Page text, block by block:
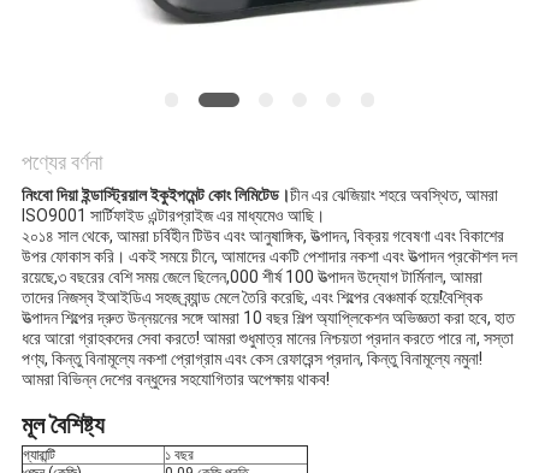
পণ্যের বর্ণনা
নিংবো দিয়া ইন্ডাস্ট্রিয়াল ইকুইপমেন্ট কোং লিমিটেড।চীন এর ঝেজিয়াং শহরে অবস্থিত, আমরা
ISO9001 সার্টিফাইড এন্টারপ্রাইজ এর মাধ্যমেও আছি।
২০১৪ সাল থেকে, আমরা চর্বিহীন টিউব এবং আনুষাঙ্গিক, উত্পাদন, বিক্রয় গবেষণা এবং বিকাশের
উপর ফোকাস করি। একই সময়ে চীনে, আমাদের একটি পেশাদার নকশা এবং উত্পাদন প্রকৌশল দল
রয়েছে,৩ বছরের বেশি সময় জেলে ছিলেন,000 শীর্ষ 100 উত্পাদন উদ্যোগ টার্মিনাল, আমরা
তাদের নিজস্ব ইআইডিএ সহজ ব্র্যান্ড মেলে তৈরি করেছি, এবং শিল্পের বেঞ্চমার্ক হয়ে!বৈশ্বিক
উত্পাদন শিল্পের দ্রুত উন্নয়নের সঙ্গে আমরা 10 বছর শিল্প অ্যাপ্লিকেশন অভিজ্ঞতা করা হবে, হাত
ধরে আরো গ্রাহকদের সেবা করতে! আমরা শুধুমাত্র মানের নিশ্চয়তা প্রদান করতে পারে না, সস্তা
পণ্য, কিন্তু বিনামূল্যে নকশা প্রোগ্রাম এবং কেস রেফারেন্স প্রদান, কিন্তু বিনামূল্যে নমুনা!
আমরা বিভিন্ন দেশের বন্ধুদের সহযোগিতার অপেক্ষায় থাকব!
মূল বৈশিষ্ট্য
গ্যারান্টি
১ বছর